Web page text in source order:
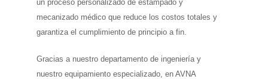
un proceso personalizado de estampado y
mecanizado médico que reduce los costos totales y
garantiza el cumplimiento de principio a fin.
Gracias a nuestro departamento de ingeniería y
nuestro equipamiento especializado, en AVNA